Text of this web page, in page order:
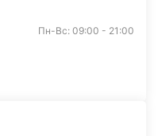
Пн-Вс: 09:00 - 21:00